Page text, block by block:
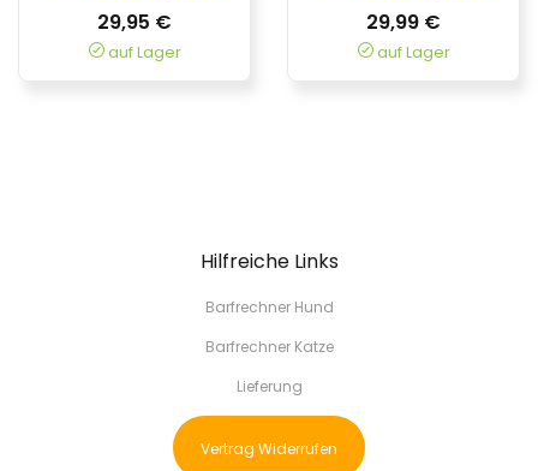
29,95 €
auf Lager
29,99 €
auf Lager
Hilfreiche Links
Barfrechner Hund
Barfrechner Katze
Lieferung
Vertrag Widerrufen